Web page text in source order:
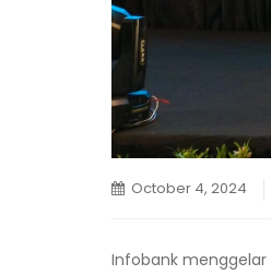
October 4, 2024
Infobank menggelar